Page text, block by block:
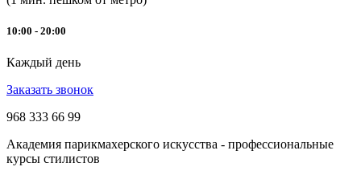
10:00 - 20:00
Каждый день
Заказать звонок
968 333 66 99
Академия парикмахерского искусства - профессиональные
курсы стилистов